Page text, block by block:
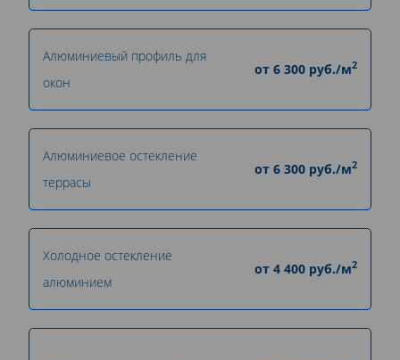
Алюминиевый профиль для
окон
от 6 300 руб./м2
Алюминиевое остекление
террасы
от 6 300 руб./м2
Холодное остекление
алюминием
от 4 400 руб./м2